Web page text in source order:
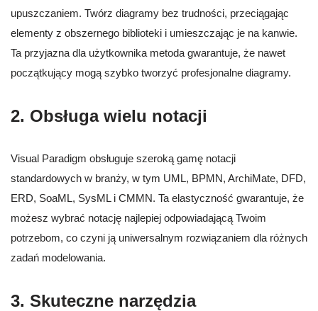
upuszczaniem. Twórz diagramy bez trudności, przeciągając
elementy z obszernego biblioteki i umieszczając je na kanwie.
Ta przyjazna dla użytkownika metoda gwarantuje, że nawet
początkujący mogą szybko tworzyć profesjonalne diagramy.
2. Obsługa wielu notacji
Visual Paradigm obsługuje szeroką gamę notacji
standardowych w branży, w tym UML, BPMN, ArchiMate, DFD,
ERD, SoaML, SysML i CMMN. Ta elastyczność gwarantuje, że
możesz wybrać notację najlepiej odpowiadającą Twoim
potrzebom, co czyni ją uniwersalnym rozwiązaniem dla różnych
zadań modelowania.
3. Skuteczne narzędzia